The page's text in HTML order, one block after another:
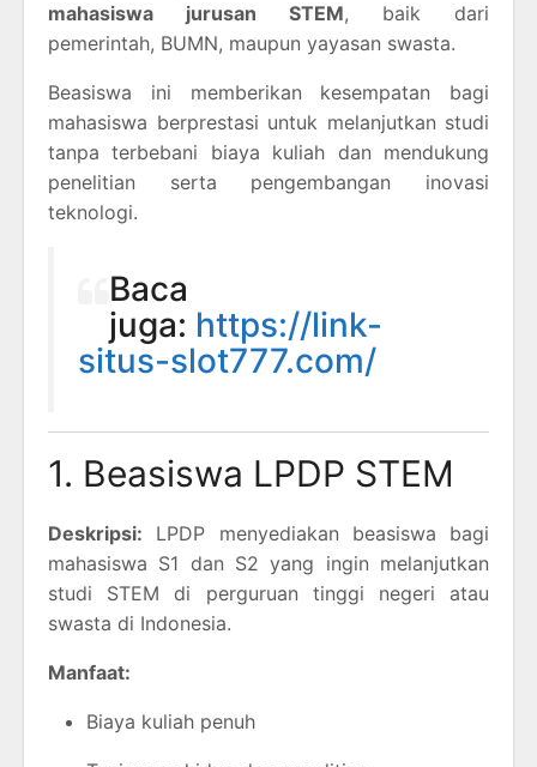
mahasiswa jurusan STEM, baik dari
pemerintah, BUMN, maupun yayasan swasta.
Beasiswa ini memberikan kesempatan bagi
mahasiswa berprestasi untuk melanjutkan studi
tanpa terbebani biaya kuliah dan mendukung
penelitian serta pengembangan inovasi
teknologi.
Baca
juga: https://link-
situs-slot777.com/
1. Beasiswa LPDP STEM
Deskripsi: LPDP menyediakan beasiswa bagi
mahasiswa S1 dan S2 yang ingin melanjutkan
studi STEM di perguruan tinggi negeri atau
swasta di Indonesia.
Manfaat:
Biaya kuliah penuh